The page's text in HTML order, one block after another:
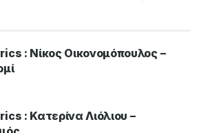
: Νίκος Οικονομόπουλος –
: Κατερίνα Λιόλιου –